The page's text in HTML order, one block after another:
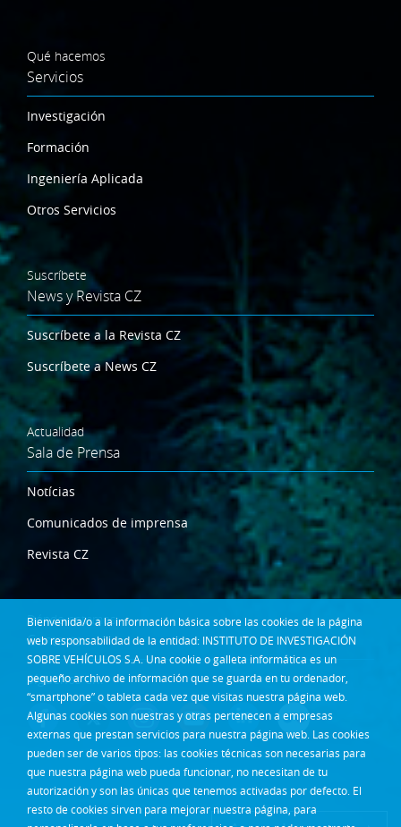
Bienvenida/o a la información básica sobre las cookies de la página
web responsabilidad de la entidad: INSTITUTO DE INVESTIGACIÓN
SOBRE VEHÍCULOS S.A. Una cookie o galleta informática es un
pequeño archivo de información que se guarda en tu ordenador,
“smartphone” o tableta cada vez que visitas nuestra página web.
Algunas cookies son nuestras y otras pertenecen a empresas
externas que prestan servicios para nuestra página web. Las cookies
pueden ser de varios tipos: las cookies técnicas son necesarias para
que nuestra página web pueda funcionar, no necesitan de tu
autorización y son las únicas que tenemos activadas por defecto. El
resto de cookies sirven para mejorar nuestra página, para
Qué hacemos
Servicios
Investigación
Formación
Ingeniería Aplicada
Otros Servicios
Suscríbete
News y Revista CZ
Suscríbete a la Revista CZ
Suscríbete a News CZ
Actualidad
Sala de Prensa
Notícias
Comunicados de imprensa
Revista CZ
Dónde estamos
Contacta
Síguenos en: